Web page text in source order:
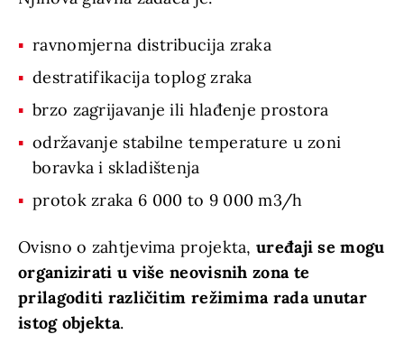
ravnomjerna distribucija zraka
destratifikacija toplog zraka
brzo zagrijavanje ili hlađenje prostora
održavanje stabilne temperature u zoni
boravka i skladištenja
protok zraka 6 000 to 9 000 m3/h
Ovisno o zahtjevima projekta, uređaji se mogu
organizirati u više neovisnih zona te
prilagoditi različitim režimima rada unutar
istog objekta.